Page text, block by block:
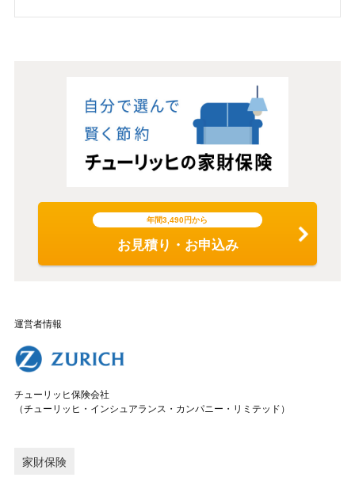
年間3,490円から
お見積り・お申込み
運営者情報
チューリッヒ保険会社
（チューリッヒ・インシュアランス・カンパニー・リミテッド）
家財保険